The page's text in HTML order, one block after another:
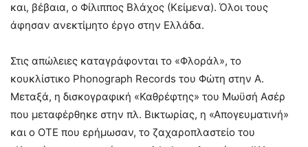
και, βέβαια, ο Φίλιππος Βλάχος (Κείμενα). Όλοι τους
άφησαν ανεκτίμητο έργο στην Ελλάδα.
Στις απώλειες καταγράφονται το «Φλοράλ», το
κουκλίστικο Phonograph Records του Φώτη στην Α.
Μεταξά, η δισκογραφική «Καθρέφτης» του Μωϋσή Ασέρ
που μεταφέρθηκε στην πλ. Βικτωρίας, η «Απογευματινή»
και ο ΟΤΕ που ερήμωσαν, το ζαχαροπλαστείο του